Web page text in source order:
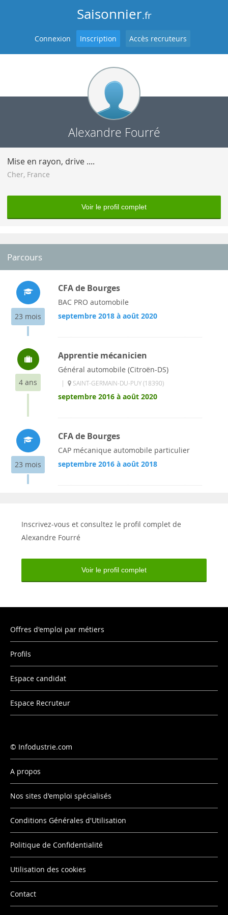
Saisonnier.fr
Connexion Inscription Accès recruteurs
Alexandre Fourré
Mise en rayon, drive ....
Cher, France
Voir le profil complet
Parcours
23 mois
CFA de Bourges
BAC PRO automobile
septembre 2018 à août 2020
4 ans
Apprentie mécanicien
Général automobile (Citroën-DS)
| SAINT-GERMAIN-DU-PUY (18390)
septembre 2016 à août 2020
23 mois
CFA de Bourges
CAP mécanique automobile particulier
septembre 2016 à août 2018
Inscrivez-vous et consultez le profil complet de
Alexandre Fourré
Voir le profil complet
Offres d'emploi par métiers
Profils
Espace candidat
Espace Recruteur
Infodustrie.com
A propos
Nos sites d'emploi spécialisés
Conditions Générales d'Utilisation
Politique de Confidentialité
Utilisation des cookies
Contact